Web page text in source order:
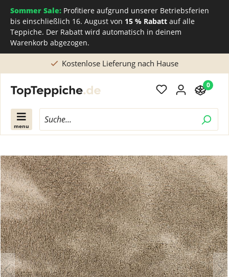
Sommer Sale: Profitiere aufgrund unserer Betriebsferien
bis einschließlich 16. August von 15 % Rabatt auf alle
Teppiche. Der Rabatt wird automatisch in deinem
Warenkorb abgezogen.
Kostenlose Lieferung nach Hause
menu
0